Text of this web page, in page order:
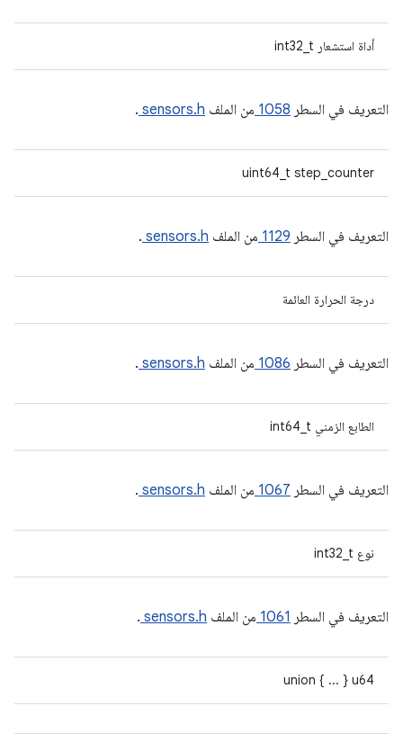
أداة استشعار int32_t
التعريف في السطر 1058 من الملف sensors.h
.
uint64_t step_counter
التعريف في السطر 1129 من الملف sensors.h
.
درجة الحرارة العائمة
التعريف في السطر 1086 من الملف sensors.h
.
الطابع الزمني int64_t
التعريف في السطر 1067 من الملف sensors.h
.
نوع int32_t
التعريف في السطر 1061 من الملف sensors.h
.
union { ... } u64